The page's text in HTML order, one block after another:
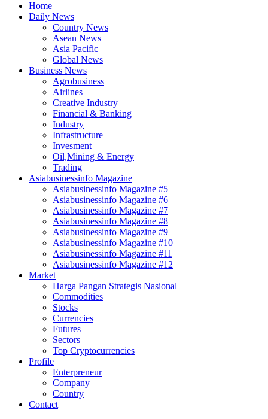
Home
Daily News
Country News
Asean News
Asia Pacific
Global News
Business News
Agrobusiness
Airlines
Creative Industry
Financial & Banking
Industry
Infrastructure
Invesment
Oil,Mining & Energy
Trading
Asiabusinessinfo Magazine
Asiabusinessinfo Magazine #5
Asiabusinessinfo Magazine #6
Asiabusinessinfo Magazine #7
Asiabusinessinfo Magazine #8
Asiabusinessinfo Magazine #9
Asiabusinessinfo Magazine #10
Asiabusinessinfo Magazine #11
Asiabusinessinfo Magazine #12
Market
Harga Pangan Strategis Nasional
Commodities
Stocks
Currencies
Futures
Sectors
Top Cryptocurrencies
Profile
Enterpreneur
Company
Country
Contact